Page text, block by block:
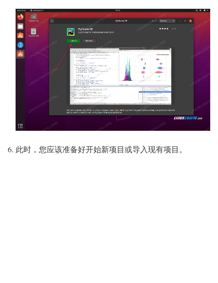
此时，您应该准备好开始新项目或导入现有项目。